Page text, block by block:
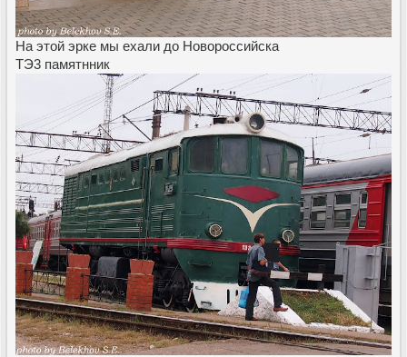
На этой эрке мы ехали до Новороссийска
ТЭ3 памятнник